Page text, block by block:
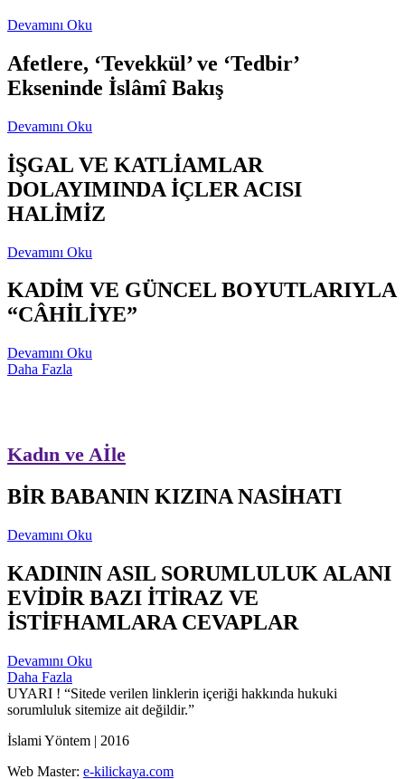
Devamını Oku
Afetlere, ‘Tevekkül’ ve ‘Tedbir’
Ekseninde İslâmî Bakış
Devamını Oku
İŞGAL VE KATLİAMLAR
DOLAYIMINDA İÇLER ACISI
HALİMİZ
Devamını Oku
KADİM VE GÜNCEL BOYUTLARIYLA
“CÂHİLİYE”
Devamını Oku
Daha Fazla
Kadın ve Aİle
BİR BABANIN KIZINA NASİHATI
Devamını Oku
KADININ ASIL SORUMLULUK ALANI
EVİDİR BAZI İTİRAZ VE
İSTİFHAMLARA CEVAPLAR
Devamını Oku
Daha Fazla
UYARI ! “Sitede verilen linklerin içeriği hakkında hukuki
sorumluluk sitemize ait değildir.”
İslami Yöntem | 2016
Web Master: e-kilickaya.com